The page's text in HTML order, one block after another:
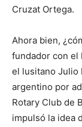
Cruzat Ortega.
Ahora bien,
fundador con el
el lusitano Julio
argentino por
Rotary Club de
impulsó la idea